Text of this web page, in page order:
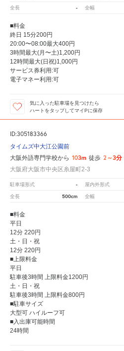
全長 - 全幅
■料金
終日 15分200円
20:00〜08:00最大400円
3時間最大(月〜土)1,200円
12時間最大(日祝)1,000円
サービス券利用:可
電子マネー利用:可
気に入った駐車場を見つけたら
ハートをタップしてマイPに保存
ID:305183366
タイムズ中大江公園前
大阪外語専門学校から 103m 徒歩 2～3分
大阪府大阪市中央区糸屋町2-3
駐車場形式 - 屋内外形式
全長 500cm 全幅
■料金
平日
12分 220円
土・日・祝
12分 220円
■上限料金
平日
駐車後3時間 上限料金1200円
土・日・祝
駐車後3時間 上限料金800円
■駐車サイズ
大型可 ハイルーフ可
■入出庫可能時間
24時間